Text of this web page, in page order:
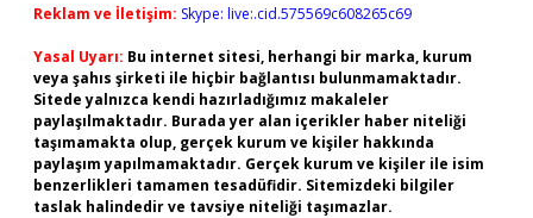
Reklam ve İletişim: Skype: live:.cid.575569c608265c69
Yasal Uyarı: Bu internet sitesi, herhangi bir marka, kurum
veya şahıs şirketi ile hiçbir bağlantısı bulunmamaktadır.
Sitede yalnızca kendi hazırladığımız makaleler
paylaşılmaktadır. Burada yer alan içerikler haber niteliği
taşımamakta olup, gerçek kurum ve kişiler hakkında
paylaşım yapılmamaktadır. Gerçek kurum ve kişiler ile isim
benzerlikleri tamamen tesadüfidir. Sitemizdeki bilgiler
taslak halindedir ve tavsiye niteliği taşımazlar.